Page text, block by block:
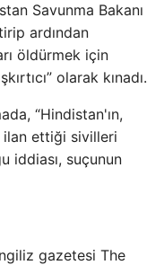
Savunma Bakanı
ardından
öldürmek için
olarak kınadı.
“Hindistan'ın,
ettiği sivilleri
iddiası, suçunun
gazetesi The